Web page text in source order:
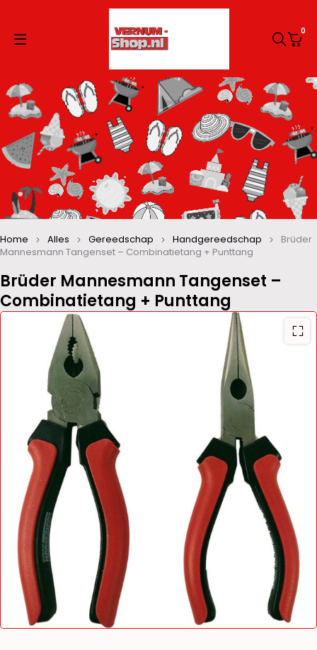
0
Brüder Mannesmann Tangenset –
Combinatietang + Punttang
Home Alles Gereedschap Handgereedschap
Brüder
Mannesmann Tangenset – Combinatietang + Punttang